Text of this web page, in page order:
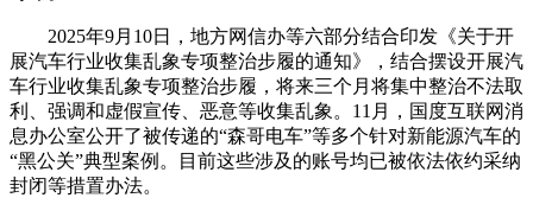
2025年9月10日，地方网信办等六部分结合印发《关于开
展汽车行业收集乱象专项整治步履的通知》，结合摆设开展汽
车行业收集乱象专项整治步履，将来三个月将集中整治不法取
利、强调和虚假宣传、恶意等收集乱象。11月，国度互联网消
息办公室公开了被传递的“森哥电车”等多个针对新能源汽车的
“黑公关”典型案例。目前这些涉及的账号均已被依法依约采纳
封闭等措置办法。